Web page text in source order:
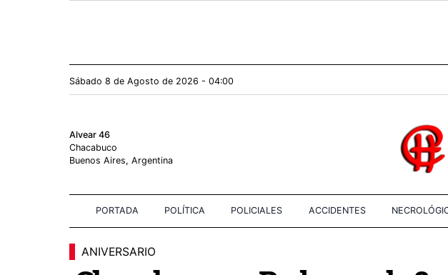
Sábado 8 de Agosto de 2026 - 04:00
Alvear 46
Chacabuco
Buenos Aires, Argentina
PORTADA POLÍTICA POLICIALES ACCIDENTES
ANIVERSARIO